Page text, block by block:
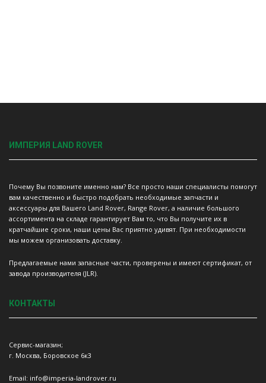
ИМПЕРИЯ LAND ROVER
Почему Вы позвоните именно нам? Все просто наши специалисты помогут
вам качественно и быстро подобрать необходимые запчасти и
аксессуары для Вашего Land Rover, Range Rover, а наличие большого
ассортимента на складе гарантирует Вам то, что Вы получите их в
кратчайшие сроки, наши цены Вас приятно удивят. При необходимости
мы можем организовать доставку.
Предлагаемые нами запасные части, проверены и имеют сертификат, от
завода производителя (JLR).
КОНТАКТЫ
Сервис-магазин;
г. Москва, Боровское 6к3
Email: info@imperia-landrover.ru